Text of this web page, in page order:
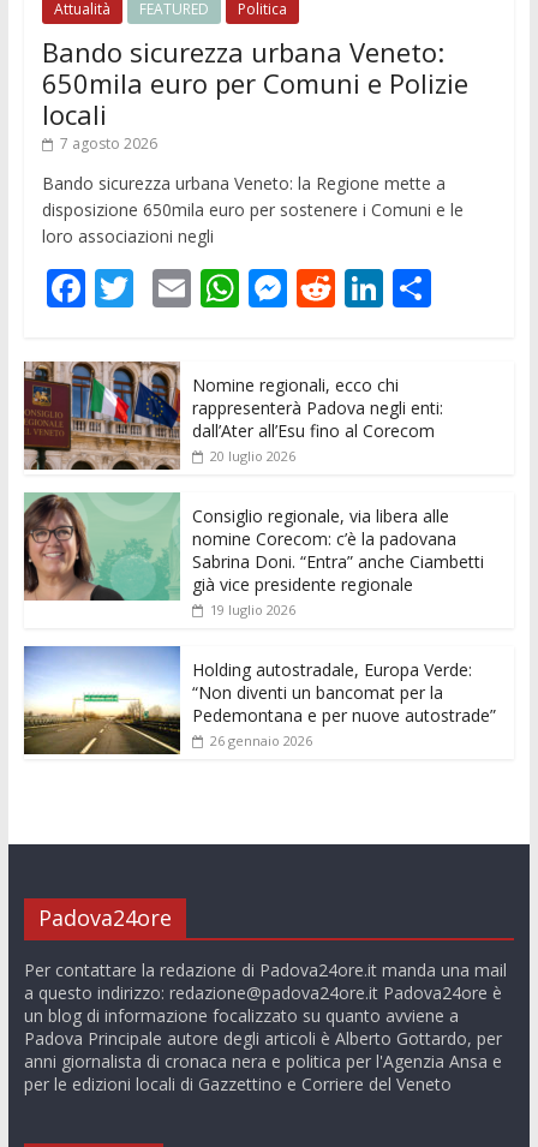
Attualità FEATURED Politica
Bando sicurezza urbana Veneto:
650mila euro per Comuni e Polizie
locali
7 agosto 2026
Bando sicurezza urbana Veneto: la Regione mette a
disposizione 650mila euro per sostenere i Comuni e le
loro associazioni negli
F
e
b
o
o
k
T
itt
er
E
l
W
s
A
p
p
M
ss
e
n
er
R
di
t
Li
k
e
dI
C
di
vi
Nomine regionali, ecco chi
rappresenterà Padova negli enti:
dall’Ater all’Esu fino al Corecom
20 luglio 2026
Consiglio regionale, via libera alle
nomine Corecom: c’è la padovana
Sabrina Doni. “Entra” anche Ciambetti
già vice presidente regionale
19 luglio 2026
Holding autostradale, Europa Verde:
“Non diventi un bancomat per la
Pedemontana e per nuove autostrade”
26 gennaio 2026
Padova24ore
Per contattare la redazione di Padova24ore.it manda una mail
a questo indirizzo: redazione@padova24ore.itPadova24ore è
un blog di informazione focalizzato su quanto avviene a
Padova Principale autore degli articoli è Alberto Gottardo, per
anni giornalista di cronaca nera e politica per l'Agenzia Ansa e
per le edizioni locali di Gazzettino e Corriere del Veneto